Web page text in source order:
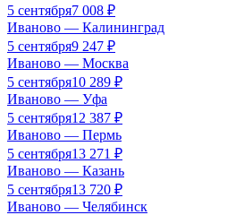
5 сентября7 008 ₽
Иваново — Калининград
5 сентября9 247 ₽
Иваново — Москва
5 сентября10 289 ₽
Иваново — Уфа
5 сентября12 387 ₽
Иваново — Пермь
5 сентября13 271 ₽
Иваново — Казань
5 сентября13 720 ₽
Иваново — Челябинск